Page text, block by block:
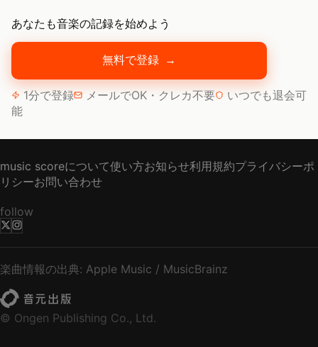
あなたも音楽の記録を始めよう
無料で登録 →
1分で登録 メールでOK・クレカ不要
いつでも退会可
能
music scoreについて使い方お知らせ利用規約プライバシーポ
リシーお問い合わせ
follow
楽曲情報の出典: Apple Music / MusicBrainz
© Ongen Publishing Co., Ltd.